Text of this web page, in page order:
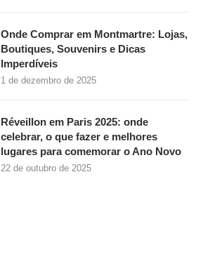
Onde Comprar em Montmartre: Lojas,
Boutiques, Souvenirs e Dicas
Imperdíveis
1 de dezembro de 2025
Réveillon em Paris 2025: onde
celebrar, o que fazer e melhores
lugares para comemorar o Ano Novo
22 de outubro de 2025